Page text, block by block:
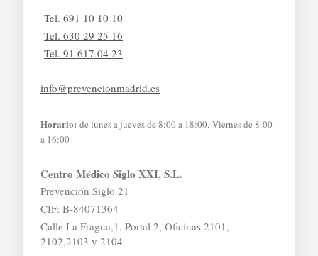
Tel. 691 10 10 10
Tel. 630 29 25 16
Tel. 91 617 04 23
info@prevencionmadrid.es
Horario: de lunes a jueves de 8:00 a 18:00. Viernes de 8:00
a 16:00
Centro Médico Siglo XXI, S.L.
Prevención Siglo 21
CIF: B-84071364
Calle La Fragua,1, Portal 2, Oficinas 2101,
2102,2103 y 2104.